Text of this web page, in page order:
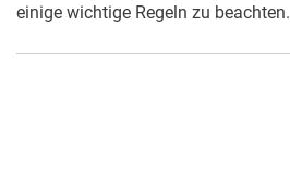
einige wichtige Regeln zu beachten.